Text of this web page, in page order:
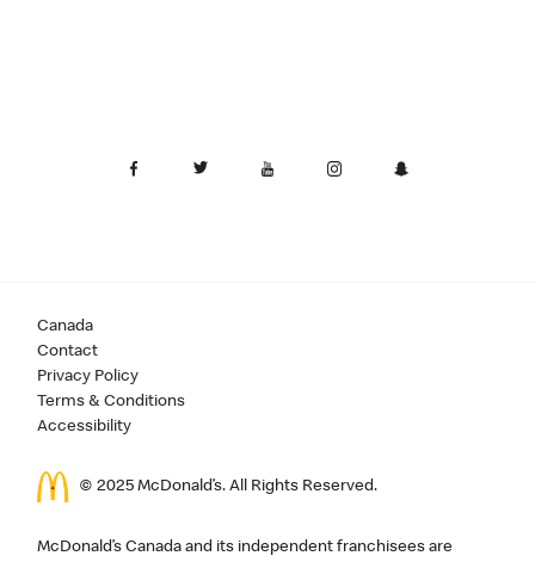
Canada
Contact
Privacy Policy
Terms & Conditions
Accessibility
© 2025 McDonald’s. All Rights Reserved.
McDonald’s Canada and its independent franchisees are